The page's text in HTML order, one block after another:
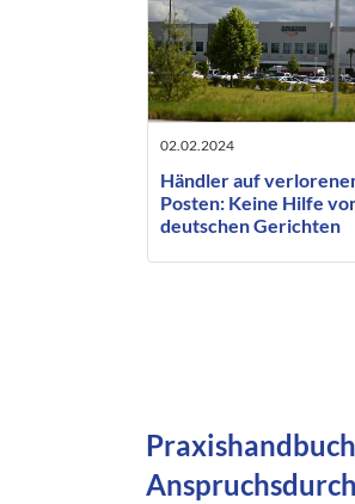
02.02.2024
Händler auf
Posten: Keine Hilfe
deutschen Gerichten
Praxishandbuch